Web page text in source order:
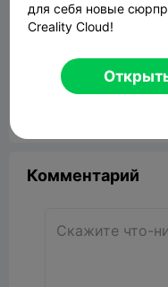
Cache câble
37.00KB
Комментарий
для себя новые
Creality Cloud!